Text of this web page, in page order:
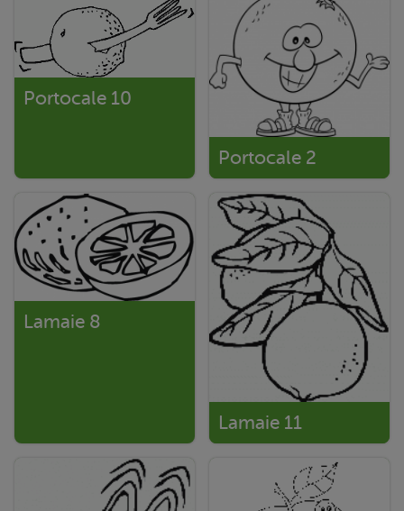
Portocale 10
Portocale 2
Lamaie 8
Lamaie 11